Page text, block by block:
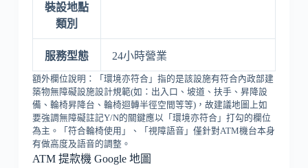
裝設地點
類別
服務型態 24小時營業
額外欄位說明：「環境亦符合」指的是該設施有符合內政部建
築物無障礙設施設計規範(如：出入口、坡道、扶手、昇降設
備、輪椅昇降台、輪椅迴轉半徑空間等等)，故建議地圖上如
要強調無障礙註記Y/N的關鍵應以「環境亦符合」打勾的欄位
為主。「符合輪椅使用」、「視障語音」僅針對ATM機台本身
有做高度及語音的調整。
ATM 提款機 Google 地圖